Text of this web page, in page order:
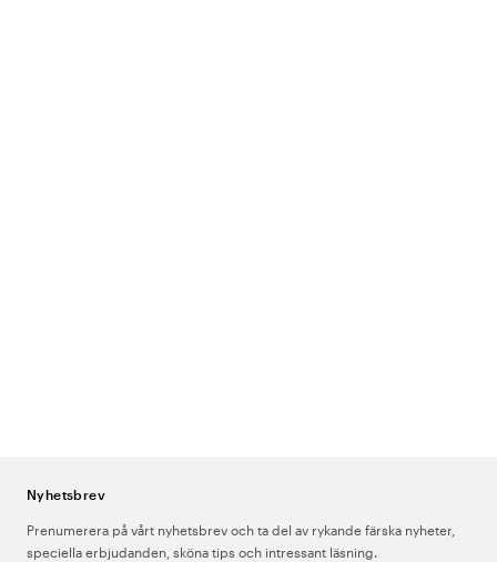
Nyhetsbrev
Prenumerera på vårt nyhetsbrev och ta del av rykande färska nyheter,
speciella erbjudanden, sköna tips och intressant läsning.